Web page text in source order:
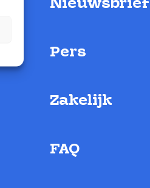
Nieuwsbrief
Pers
Zakelijk
FAQ